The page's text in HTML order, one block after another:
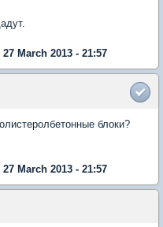
March 2013 - 21:57
блоки?
March 2013 - 21:57